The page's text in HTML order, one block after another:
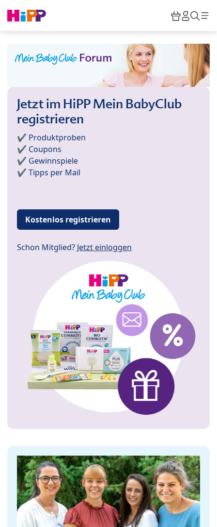
HiPP
Jetzt im HiPP Mein BabyClub
registrieren
✔️ Produktproben
✔️ Coupons
✔️ Gewinnspiele
✔️ Tipps per Mail
Kostenlos registrieren
Schon Mitglied? Jetzt einloggen